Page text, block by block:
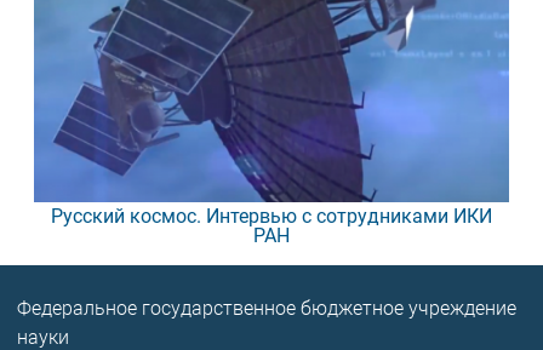
Русский космос. Интервью с сотрудниками ИКИ
РАН
Федеральное государственное бюджетное учреждение
науки